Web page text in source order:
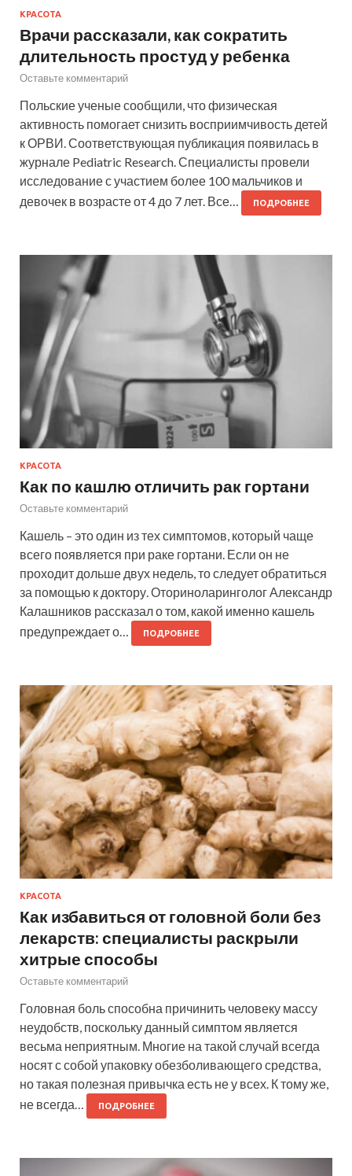
КРАСОТА
Врачи рассказали, как сократить
длительность простуд у ребенка
Оставьте комментарий
Польские ученые сообщили, что физическая
активность помогает снизить восприимчивость детей
к ОРВИ. Соответствующая публикация появилась в
журнале Pediatric Research. Специалисты провели
исследование с участием более 100 мальчиков и
девочек в возрасте от 4 до 7 лет. Все…
ПОДРОБНЕЕ
КРАСОТА
Как по кашлю отличить рак гортани
Оставьте комментарий
Кашель – это один из тех симптомов, который чаще
всего появляется при раке гортани. Если он не
проходит дольше двух недель, то следует обратиться
за помощью к доктору. Оториноларинголог Александр
Калашников рассказал о том, какой именно кашель
предупреждает о…
ПОДРОБНЕЕ
КРАСОТА
Как избавиться от головной боли без
лекарств: специалисты раскрыли
хитрые способы
Оставьте комментарий
Головная боль способна причинить человеку массу
неудобств, поскольку данный симптом является
весьма неприятным. Многие на такой случай всегда
носят с собой упаковку обезболивающего средства,
но такая полезная привычка есть не у всех. К тому же,
не всегда…
ПОДРОБНЕЕ